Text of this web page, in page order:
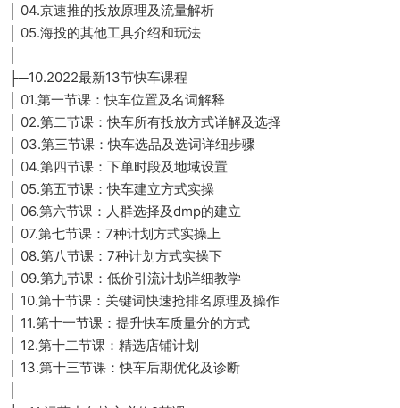
│ 04.京速推的投放原理及流量解析
│ 05.海投的其他工具介绍和玩法
├─10.2022最新13节快车课程
│ 01.第一节课：快车位置及名词解释
│ 02.第二节课：快车所有投放方式详解及选择
│ 03.第三节课：快车选品及选词详细步骤
│ 04.第四节课：下单时段及地域设置
│ 05.第五节课：快车建立方式实操
│ 06.第六节课：人群选择及dmp的建立
│ 07.第七节课：7种计划方式实操上
│ 08.第八节课：7种计划方式实操下
│ 09.第九节课：低价引流计划详细教学
│ 10.第十节课：关键词快速抢排名原理及操作
│ 11.第十一节课：提升快车质量分的方式
│ 12.第十二节课：精选店铺计划
│ 13.第十三节课：快车后期优化及诊断